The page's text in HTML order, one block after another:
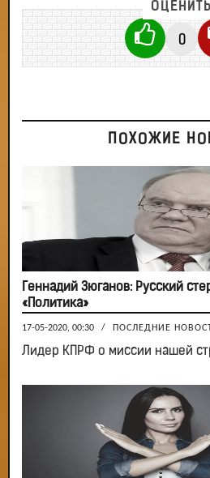
ОЦЕНИТЬ
0
ПОХОЖИЕ
Геннадий Зюганов: Русский
«Политика»
17-05-2020, 00:30 / ПОСЛЕДНИЕ
Лидер КПРФ о миссии нашей